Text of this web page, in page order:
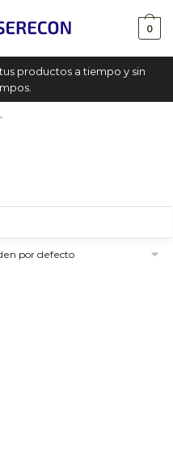
0
productos a tiempo y sin